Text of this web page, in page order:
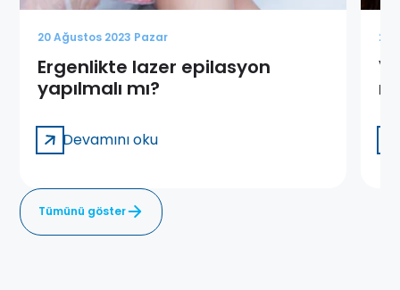
20 Ağustos 2023 Pazar
Ergenlikte lazer epilasyon
yapılmalı mı?
Devamını oku
20
Tümünü göster